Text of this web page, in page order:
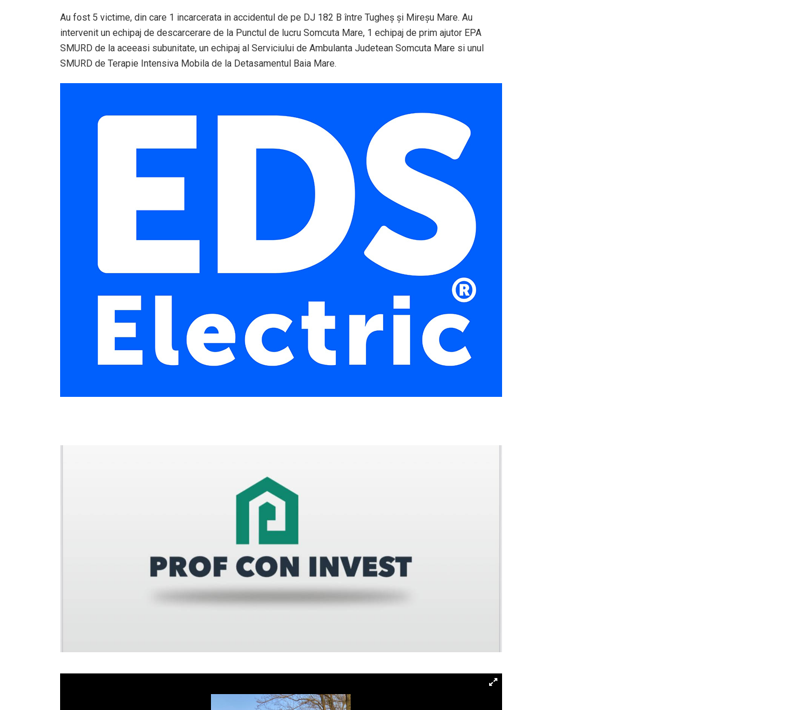
Au fost 5 victime, din care 1 incarcerata in accidentul de pe DJ 182 B între Tugheș și Mireșu Mare. Au
intervenit un echipaj de descarcerare de la Punctul de lucru Somcuta Mare, 1 echipaj de prim ajutor EPA
SMURD de la aceeasi subunitate, un echipaj al Serviciului de Ambulanta Judetean Somcuta Mare si unul
SMURD de Terapie Intensiva Mobila de la Detasamentul Baia Mare.